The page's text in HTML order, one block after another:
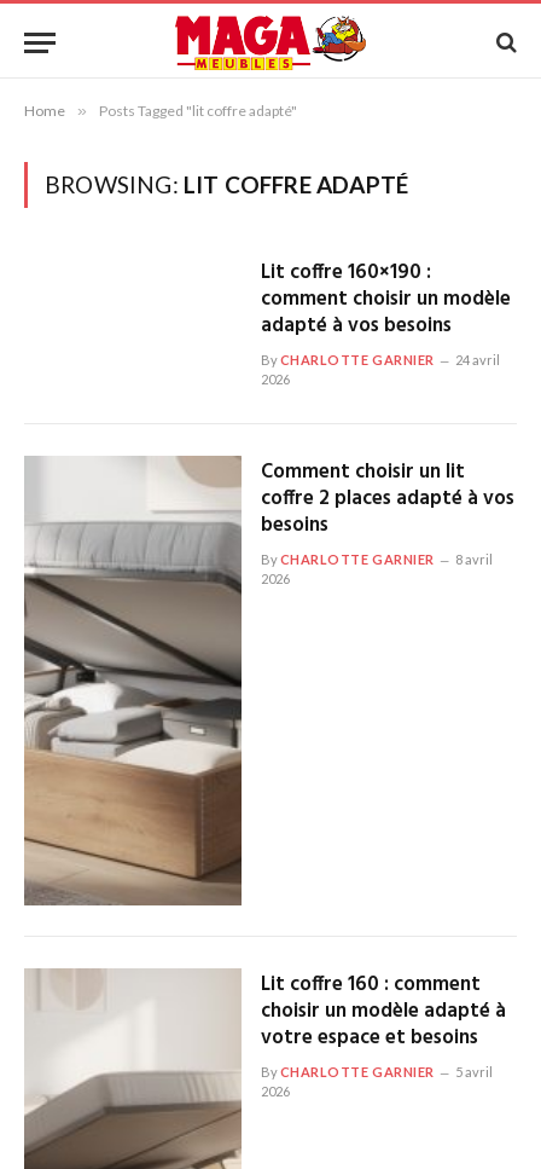
Home » Posts Tagged "lit coffre adapté"
BROWSING: LIT COFFRE ADAPTÉ
Lit coffre 160×190 :
comment choisir un modèle
adapté à vos besoins
ByCHARLOTTE GARNIER
24 avril
2026
Comment choisir un lit
coffre 2 places adapté à vos
besoins
ByCHARLOTTE GARNIER
8 avril
2026
Lit coffre 160 : comment
choisir un modèle adapté à
votre espace et besoins
ByCHARLOTTE GARNIER
5 avril
2026